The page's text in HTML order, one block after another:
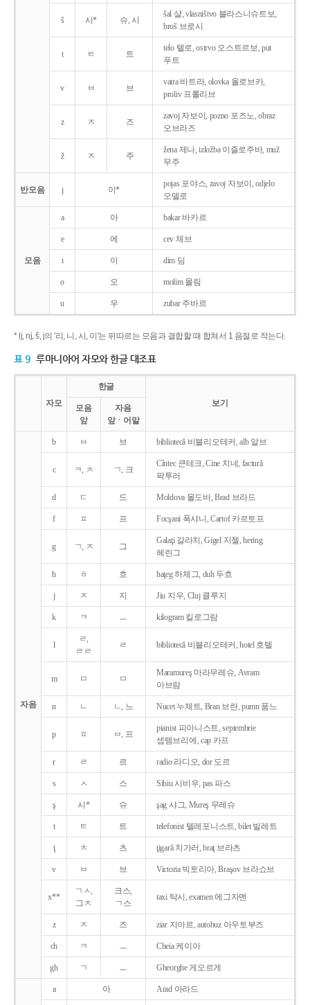
š 시* 슈, 시
šal 샬, vlasništvo 블라스니슈트보,
broš 브로시
t ㅌ 트
telo 텔로, ostrvo 오스트르보, put
푸트
v ㅂ 브
vatra 바트라, olovka 올로브카,
proliv 프롤리브
z ㅈ 즈
zavoj 자보이, pozno 포즈노, obraz
오브라즈
ž ㅈ 주
žena 제나, izložba 이즐로주바, muž
무주
반모음 j 이*
pojas 포야스, zavoj 자보이, odjelo
오델로
모음
a 아 bakar 바카르
e 에 cev 체브
i 이 dim 딤
o 오 molim 몰림
u 우 zubar 주바르
* lj, nj, š, j의 '리, 니, 시, 이'는 뒤따르는 모음과 결합할 때 합쳐서 1 음절로 적는다.
표 9 루마니아어 자모와 한글 대조표
자모
한글
보기
모음
앞
자음
앞ㆍ어말
자음
b ㅂ 브 bibliotecǎ 비블리오테커, alb 알브
c ㅋ, ㅊ ㄱ, 크
Cîntec 큰테크, Cine 치네, facturǎ
팍투러
d ㄷ 드 Moldova 몰도바, Brad 브라드
f ㅍ 프 Focşani 폭샤니, Cartof 카르토프
g ㄱ, ㅈ 그
Galaţi 갈라치, Gigel 지젤, hering
헤린그
h ㅎ 흐 haţeg 하체그, duh 두흐
j ㅈ 지 Jiu 지우, Cluj 클루지
k ㅋ ㅡ kilogram 킬로그람
l
ㄹ,
ㄹㄹ
ㄹ bibliotecǎ 비블리오테커, hotel 호텔
m ㅁ ㅁ
Maramureş 마라무레슈, Avram
아브람
n ㄴ ㄴ, 느 Nucet 누체트, Bran 브란, pumn 품느
p ㅍ ㅂ, 프
pianist 피아니스트, septembrie
셉템브리에, cap 카프
r ㄹ 르 radio 라디오, dor 도르
s ㅅ 스 Sibiu 시비우, pas 파스
ş 시* 슈 şag 샤그, Mureş 무레슈
t ㅌ 트 telefonist 텔레포니스트, bilet 빌레트
ţ ㅊ 츠 ţigarǎ 치가러, braţ 브라츠
v ㅂ 브 Victoria 빅토리아, Braşov 브라쇼브
x**
ㄱㅅ,
그ㅈ
크스,
ㄱ스
taxi 탁시, examen 에그자멘
z ㅈ 즈 ziar 지아르, autobuz 아우토부즈
ch ㅋ ㅡ Cheia 케이아
gh ㄱ ㅡ Gheorghe 게오르게
a 아 Arad 아라드